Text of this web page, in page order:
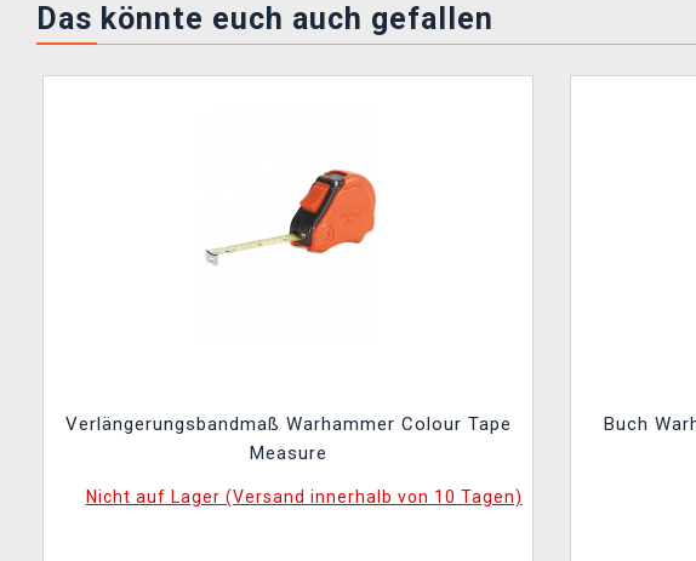
Das könnte euch auch gefallen
Verlängerungsbandmaß Warhammer Colour Tape
Measure
Nicht auf Lager (Versand innerhalb von 10 Tagen)
Buch